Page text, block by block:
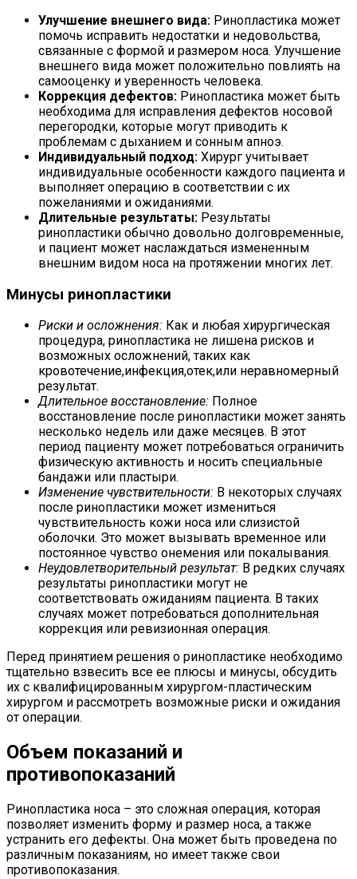
Улучшение внешнего вида: Ринопластика может
помочь исправить недостатки и недовольства,
связанные с формой и размером носа. Улучшение
внешнего вида может положительно повлиять на
самооценку и уверенность человека.
Коррекция дефектов: Ринопластика может быть
необходима для исправления дефектов носовой
перегородки, которые могут приводить к
проблемам с дыханием и сонным апноэ.
Индивидуальный подход: Хирург учитывает
индивидуальные особенности каждого пациента и
выполняет операцию в соответствии с их
пожеланиями и ожиданиями.
Длительные результаты: Результаты
ринопластики обычно довольно долговременные,
и пациент может наслаждаться измененным
внешним видом носа на протяжении многих лет.
Минусы ринопластики
Риски и осложнения: Как и любая хирургическая
процедура, ринопластика не лишена рисков и
возможных осложнений, таких как
кровотечение,инфекция,отек,или неравномерный
результат.
Длительное восстановление: Полное
восстановление после ринопластики может занять
несколько недель или даже месяцев. В этот
период пациенту может потребоваться ограничить
физическую активность и носить специальные
бандажи или пластыри.
Изменение чувствительности: В некоторых случаях
после ринопластики может измениться
чувствительность кожи носа или слизистой
оболочки. Это может вызывать временное или
постоянное чувство онемения или покалывания.
Неудовлетворительный результат: В редких случаях
результаты ринопластики могут не
соответствовать ожиданиям пациента. В таких
случаях может потребоваться дополнительная
коррекция или ревизионная операция.
Перед принятием решения о ринопластике необходимо
тщательно взвесить все ее плюсы и минусы, обсудить
их с квалифицированным хирургом-пластическим
хирургом и рассмотреть возможные риски и ожидания
от операции.
Объем показаний и
противопоказаний
Ринопластика носа – это сложная операция, которая
позволяет изменить форму и размер носа, а также
устранить его дефекты. Она может быть проведена по
различным показаниям, но имеет также свои
противопоказания.